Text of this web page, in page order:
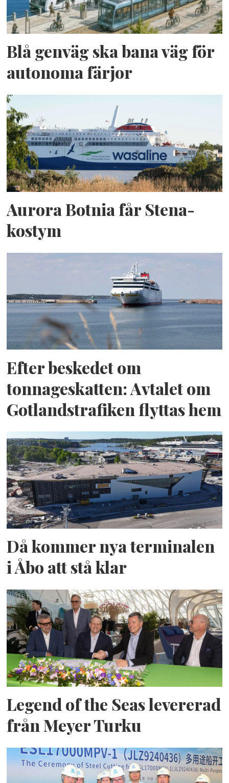
Blå genväg ska bana väg för
autonoma färjor
Aurora Botnia får Stena-
kostym
Efter beskedet om
tonnageskatten: Avtalet om
Gotlandstrafiken flyttas hem
Då kommer nya terminalen
i Åbo att stå klar
Legend of the Seas levererad
från Meyer Turku